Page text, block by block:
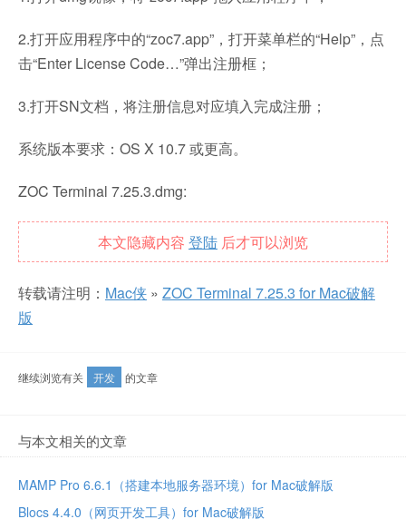
2.打开应用程序中的“zoc7.app”，打开菜单栏的“Help”，点
击“Enter License Code…”弹出注册框；
3.打开SN文档，将注册信息对应填入完成注册；
系统版本要求：OS X 10.7 或更高。
ZOC Terminal 7.25.3.dmg:
本文隐藏内容 登陆 后才可以浏览
转载请注明： Mac侠 » ZOC Terminal 7.25.3 for Mac破解
版
继续浏览有关 开发 的文章
与本文相关的文章
MAMP Pro 6.6.1（搭建本地服务器环境）for Mac破解版
Blocs 4.4.0（网页开发工具）for Mac破解版